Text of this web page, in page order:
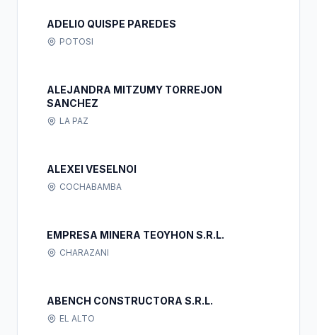
ADELIO QUISPE PAREDES
POTOSI
ALEJANDRA MITZUMY TORREJON
SANCHEZ
LA PAZ
ALEXEI VESELNOI
COCHABAMBA
EMPRESA MINERA TEOYHON S.R.L.
CHARAZANI
ABENCH CONSTRUCTORA S.R.L.
EL ALTO